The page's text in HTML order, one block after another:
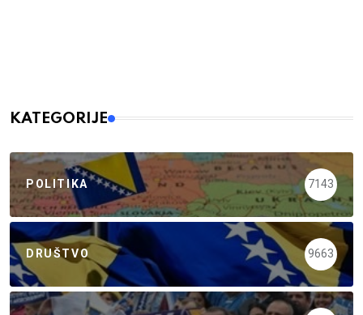
KATEGORIJE
POLITIKA 7143
DRUŠTVO 9663